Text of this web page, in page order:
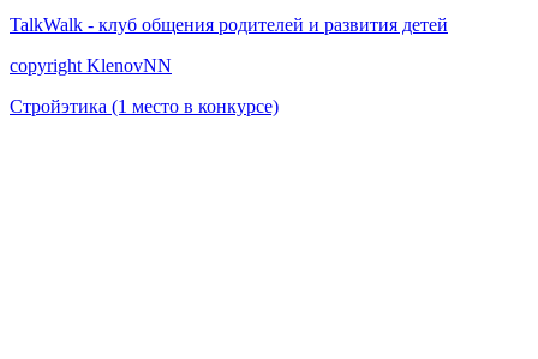
TalkWalk - клуб общения родителей и развития детей
copyright KlenovNN
Стройэтика (1 место в конкурсе)